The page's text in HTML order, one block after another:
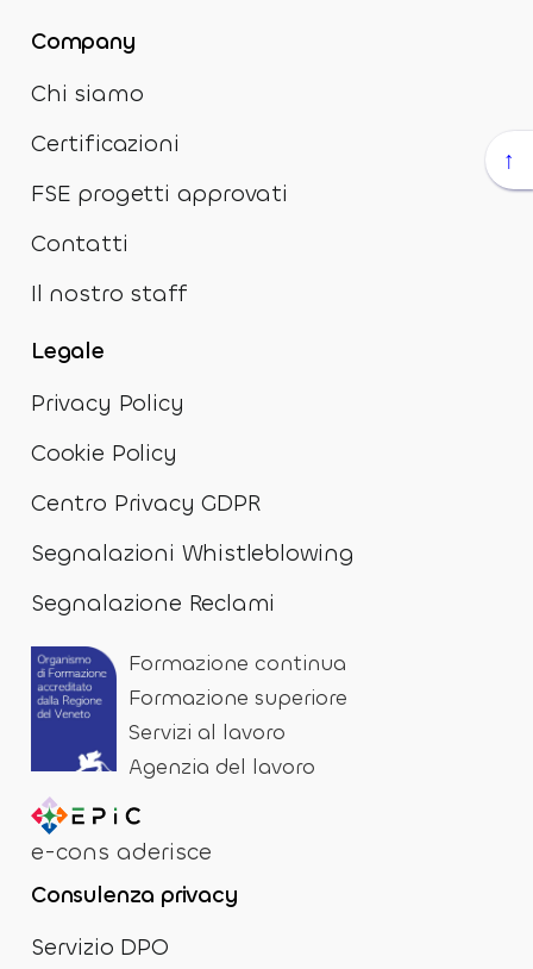
↑
Company
Chi siamo
Certificazioni
FSE progetti approvati
Contatti
Il nostro staff
Legale
Privacy Policy
Cookie Policy
Centro Privacy GDPR
Segnalazioni Whistleblowing
Segnalazione Reclami
Formazione continua
Formazione superiore
Servizi al lavoro
Agenzia del lavoro
e-cons aderisce
Consulenza privacy
Servizio DPO